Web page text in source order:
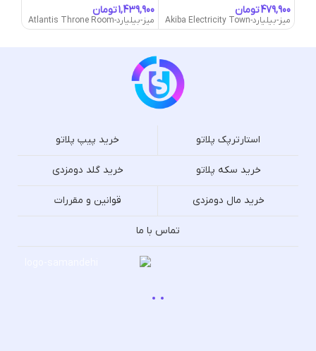
تومان
میز-بیلیارد-Akiba Electricity Town
تومان
میز-بیلیارد-Atlantis Throne Room
استارترپک پلاتو خرید پیپ پلاتو
خرید سکه پلاتو خرید گلد دومزدی
خرید مال دومزدی قوانین و مقررات
تماس با ما